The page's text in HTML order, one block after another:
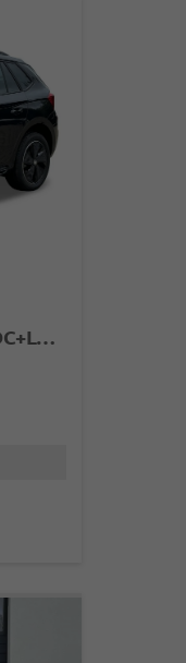
EXTRA SHZ+KLIMA+SMARTLINK+PDC+LED+TEMPOMAT